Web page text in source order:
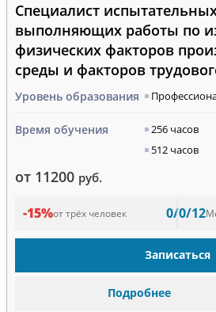
Специалист
выполняющих работы по
физических факторов
среды и факторов
Уровень образования
Время обучения
256 часов
512 часов
от 11200 руб.
-15%от трёх человек 0/0/12
Записаться
Подробнее